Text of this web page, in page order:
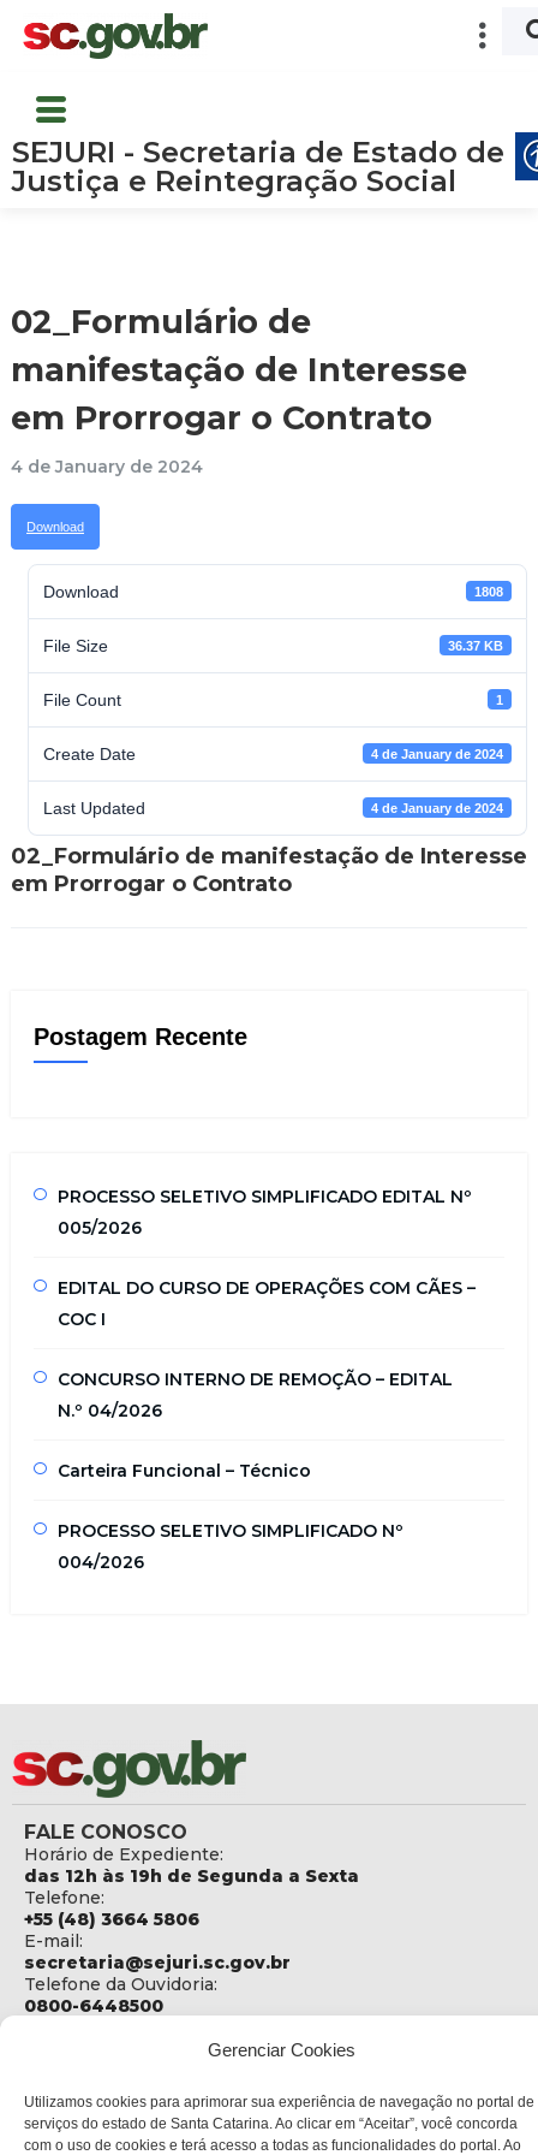
Gerenciar Cookies
Utilizamos cookies para aprimorar sua experiência de navegação no portal de
serviços do estado de Santa Catarina. Ao clicar em “Aceitar”, você concorda
com o uso de cookies e terá acesso a todas as funcionalidades do portal. Ao
SEJURI - Secretaria de Estado de
Justiça e Reintegração Social
02_Formulário de
manifestação de Interesse
em Prorrogar o Contrato
4 de January de 2024
Download
Download 1808
File Size 36.37 KB
File Count 1
Create Date 4 de January de 2024
Last Updated 4 de January de 2024
02_Formulário de manifestação de Interesse
em Prorrogar o Contrato
Postagem Recente
PROCESSO SELETIVO SIMPLIFICADO EDITAL Nº
005/2026
EDITAL DO CURSO DE OPERAÇÕES COM CÃES –
COC I
CONCURSO INTERNO DE REMOÇÃO – EDITAL
N.º 04/2026
Carteira Funcional – Técnico
PROCESSO SELETIVO SIMPLIFICADO Nº
004/2026
FALE CONOSCO
Horário de Expediente:
das 12h às 19h de Segunda a Sexta
Telefone:
+55 (48) 3664 5806
E-mail:
secretaria@sejuri.sc.gov.br
Telefone da Ouvidoria:
0800-6448500
Social
Rua Fúlvio Aducci, 1214 - Loja 06